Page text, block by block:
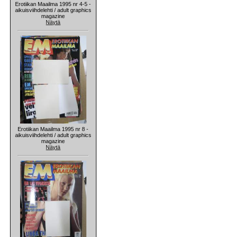
Erotiikan Maailma 1995 nr 4-5 -
aikuisviihdelehti / adult graphics
magazine
Näytä
Erotiikan Maailma 1995 nr 8 -
aikuisviihdelehti / adult graphics
magazine
Näytä